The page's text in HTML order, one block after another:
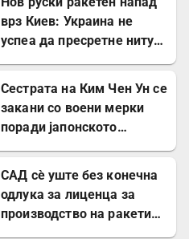
врз Киев: Украина не
успеа да пресретне ниту
Сестрата на Ким Чен Ун се
закани со воени мерки
поради јапонското
САД сè уште без конечна
одлука за лиценца за
производство на ракети